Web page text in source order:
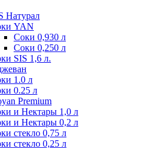
Натурал
YAN
Соки 0,930 л
Соки 0,250 л
SIS 1,6 л.
1.0 л
0.25 л
Premium
и Нектары 1,0 л
и Нектары 0,2 л
стекло 0,75 л
стекло 0,25 л